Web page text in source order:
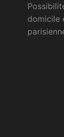
domicile